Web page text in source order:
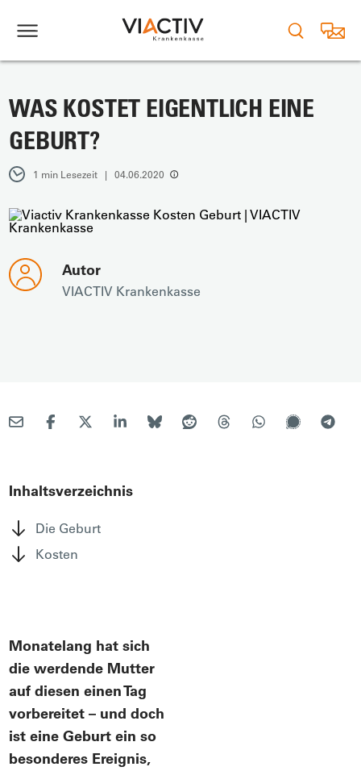
WAS KOSTET EIGENTLICH EINE
GEBURT?
1 min Lesezeit | 04.06.2020
Autor
VIACTIV Krankenkasse
Inhaltsverzeichnis
Die Geburt
Kosten
Monatelang hat sich
die werdende Mutter
auf diesen einen Tag
vorbereitet – und doch
ist eine Geburt ein so
besonderes Ereignis,